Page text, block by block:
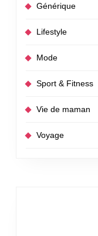
Générique
Lifestyle
Mode
Sport & Fitness
Vie de maman
Voyage